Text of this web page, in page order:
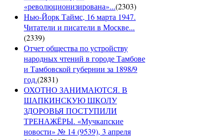
«революционизирована»...(2303)
Нью-Йорк Таймс, 16 марта 1947.
Читатели и писатели в Москве...
(2339)
Отчет общества по устройству
народных чтений в городе Тамбове
и Тамбовской губернии за 1898/9
год.(2831)
ОХОТНО ЗАНИМАЮТСЯ. В
ШАПКИНСКУЮ ШКОЛУ
ЗДОРОВЬЯ ПОСТУПИЛИ
ТРЕНАЖЁРЫ. «Мучкапские
новости» № 14 (9539), 3 апреля